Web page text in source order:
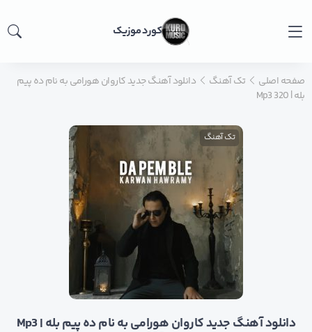
کورد موزیک
صفحه اصلی تک آهنگ
دانلود آهنگ جدید کاروان هورامی به نام ده پیم
بله | Mp3 320
تک آهنگ
دانلود آهنگ جدید کاروان هورامی به نام ده پیم بله | Mp3